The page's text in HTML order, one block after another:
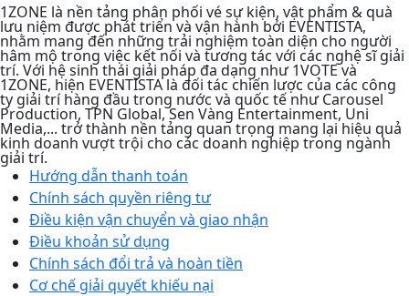
1ZONE là nền tảng phân phối vé sự kiện, vật phẩm & quà
lưu niệm được phát triển và vận hành bởi EVENTISTA,
nhằm mang đến những trải nghiệm toàn diện cho người
hâm mộ trong việc kết nối và tương tác với các nghệ sĩ giải
trí. Với hệ sinh thái giải pháp đa dạng như 1VOTE và
1ZONE, hiện EVENTISTA là đối tác chiến lược của các công
ty giải trí hàng đầu trong nước và quốc tế như Carousel
Production, TPN Global, Sen Vàng Entertainment, Uni
Media,... trở thành nền tảng quan trọng mang lại hiệu quả
kinh doanh vượt trội cho các doanh nghiệp trong ngành
giải trí.
Hướng dẫn thanh toán
Chính sách quyền riêng tư​
Điều kiện vận chuyển và giao nhận
Điều khoản sử dụng
Chính sách đổi trả và hoàn tiền
Cơ chế giải quyết khiếu nại